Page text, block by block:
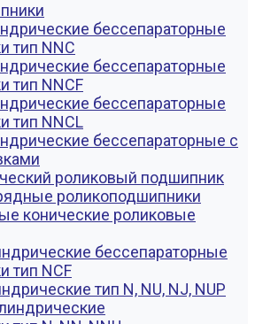
бессепараторные
тип NNC
бессепараторные
тип NNCF
бессепараторные
тип NNCL
бессепараторные с
роликовый подшипник
роликоподшипники
конические роликовые
бессепараторные
тип NCF
тип N, NU, NJ, NUP